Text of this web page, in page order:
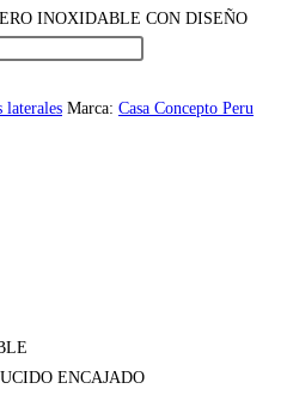
INOXIDABLE CON DISEÑO
laterales Marca: Casa Concepto Peru
ENCAJADO